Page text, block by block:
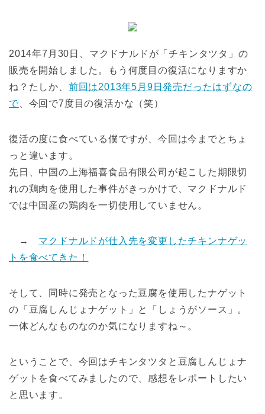
2014年7月30日、マクドナルドが「チキンタツタ」の
販売を開始しました。もう何度目の復活になりますか
ね？たしか、 前回は2013年5月9日発売だったはずなの
で、今回で7度目の復活かな（笑）
復活の度に食べている僕ですが、今回は今までとちょ
っと違います。
先日、中国の上海福喜食品有限公司が起こした期限切
れの鶏肉を使用した事件がきっかけで、マクドナルド
では中国産の鶏肉を一切使用していません。
→ マクドナルドが仕入先を変更したチキンナゲッ
トを食べてきた！
そして、同時に発売となった豆腐を使用したナゲット
の「豆腐しんじょナゲット」と「しょうがソース」。
一体どんなものなのか気になりますね～。
ということで、今回はチキンタツタと豆腐しんじょナ
ゲットを食べてみましたので、感想をレポートしたい
と思います。